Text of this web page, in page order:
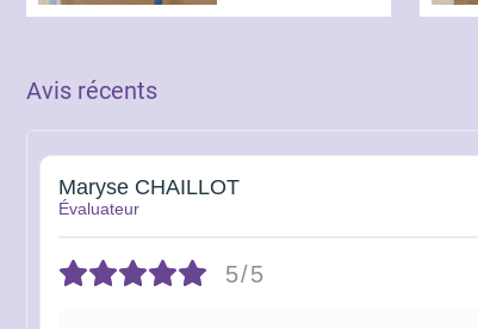
de
Avis récents
Maryse CHAILLOT
Évaluateur
5/5